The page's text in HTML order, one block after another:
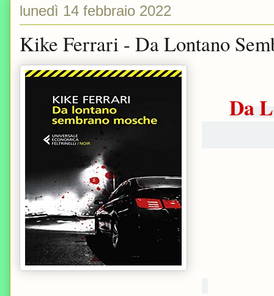
lunedì 14 febbraio 2022
Kike Ferrari - Da Lontano
Da